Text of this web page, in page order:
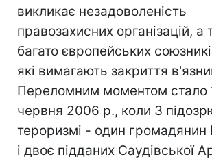
викликає незадоволеність
правозахисних організацій, а
багато європейських
які вимагають закриття
Переломним моментом стало
червня 2006 р., коли 3
тероризмі - один
і двоє підданих Саудівської